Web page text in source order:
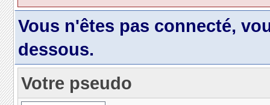
Vous n'êtes pas connecté,
dessous.
Votre pseudo